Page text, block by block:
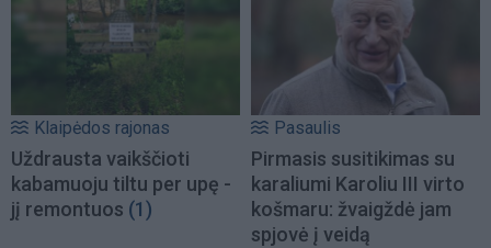
Klaipėdos rajonas
Uždrausta vaikščioti
kabamuoju tiltu per upę -
jį remontuos (1)
Pasaulis
Pirmasis susitikimas su
karaliumi Karoliu III virto
košmaru: žvaigždė jam
spjovė į veidą